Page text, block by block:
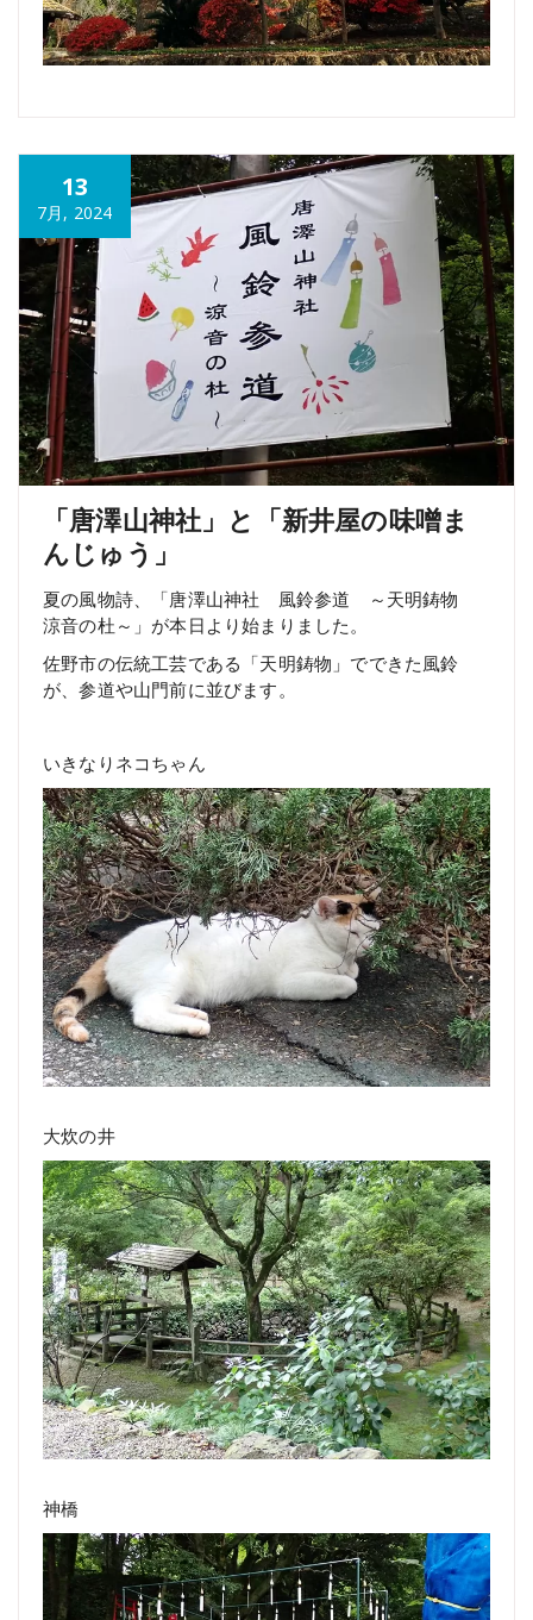
13
7月, 2024
「唐澤山神社」と「新井屋の味噌ま
んじゅう」
夏の風物詩、「唐澤山神社 風鈴参道 ～天明鋳物
涼音の杜～」が本日より始まりました。
佐野市の伝統工芸である「天明鋳物」でできた風鈴
が、参道や山門前に並びます。
いきなりネコちゃん
大炊の井
神橋